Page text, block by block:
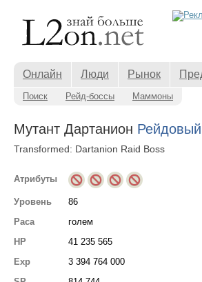
Онлайн Люди Рынок
Поиск Рейд-боссы Маммоны
Мутант Дартанион
Transformed: Dartanion Raid Boss
Атрибуты
Уровень
86
Раса
голем
HP
41 235 565
Exp
3 394 764 000